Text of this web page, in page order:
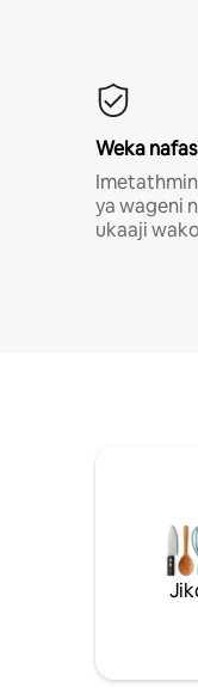
Weka
ya wageni
ukaaji